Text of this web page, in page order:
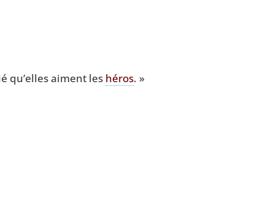
qu’elles aiment les héros. »